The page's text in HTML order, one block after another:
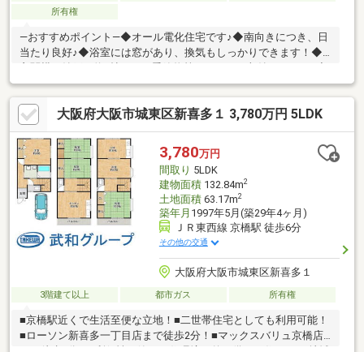
所有権
―おすすめポイント―◆オール電化住宅です♪◆南向きにつき、日
当たり良好♪◆浴室には窓があり、換気もしっかりできます！◆
周辺に商業施設が充実していて、生活しやすい環境です♪◆自己
居住用の他、収益用としてもご検討ください！◆現在未改装の
為、お好きにリフォームしていただけます！◆弊社工務店でのリ
フォームも承ります！お気軽にご相談ください♪―交通―・京阪本
線「京橋」駅徒歩4分・JR大阪環状線/東西線/片町線「京橋」駅徒
歩4分・大阪メトロ長堀鶴見緑地線「京橋」駅徒歩6分・大阪メト
ロ谷町線「都島」駅徒歩17分
大阪府大阪市城東区新喜多１ 3,780万円 5LDK
3,780万円
間取り 5LDK
建物面積132.84m2
土地面積63.17m2
築年月 1997年5月(築29年4ヶ月)
ＪＲ東西線 京橋駅 徒歩6分
その他の交通
大阪府大阪市城東区新喜多１
3階建て以上 都市ガス 所有権
■京橋駅近くで生活至便な立地！■二世帯住宅としても利用可能！
■ローソン新喜多一丁目店まで徒歩2分！■マックスバリュ京橋店